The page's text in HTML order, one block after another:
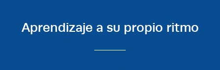
Aprendizaje a su propio ritmo